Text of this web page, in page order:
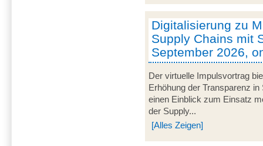
Digitalisierung zu
Supply Chains mit
September 2026,
Der virtuelle Impulsvortrag
Erhöhung der Transparenz
einen Einblick zum Einsatz
der Supply...
[Alles Zeigen]